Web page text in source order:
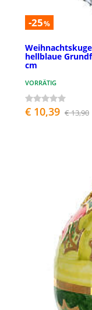
-25%
hellblaue
cm
VORRÄTIG
€ 10,39 € 13,90